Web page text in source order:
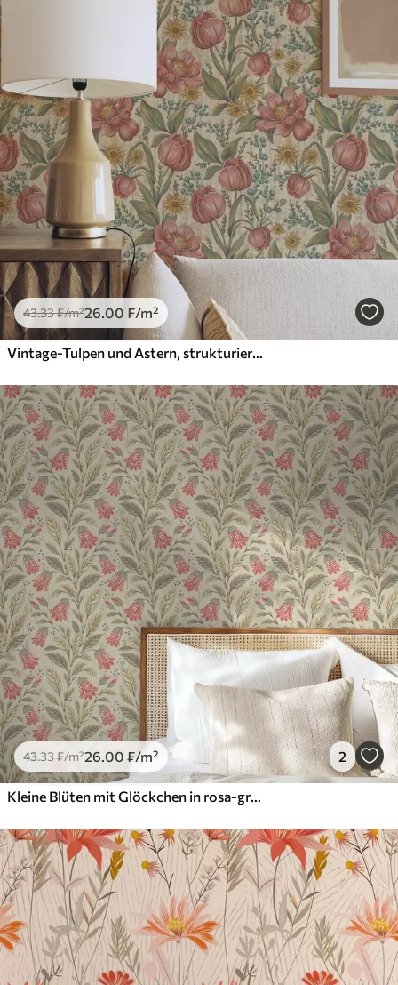
43.33₣/m²26.00 ₣/m²
Vintage-Tulpen und Astern, strukturierter cremefarbener Hintergrund
43.33₣/m²26.00 ₣/m² 2
Kleine Blüten mit Glöckchen in rosa-grüner Farbpalette